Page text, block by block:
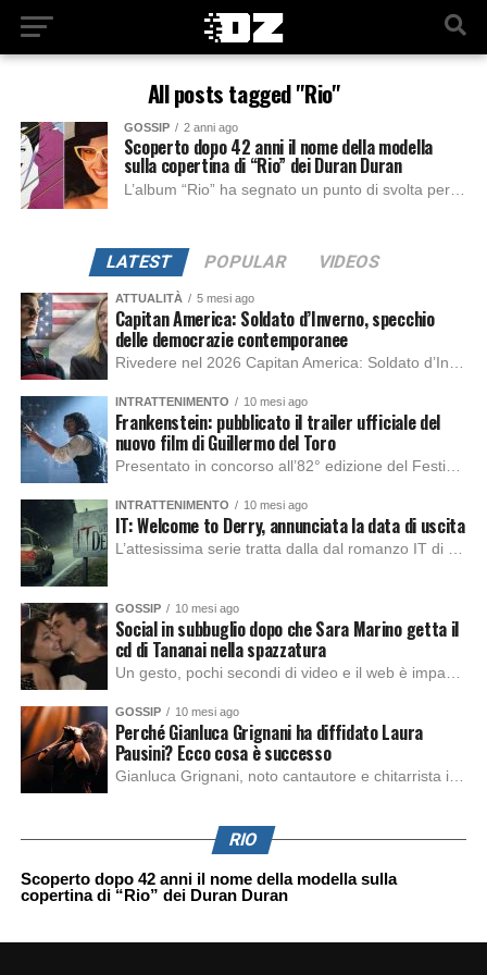
All posts tagged "Rio"
GOSSIP 2 anni ago
Scoperto dopo 42 anni il nome della modella
sulla copertina di “Rio” dei Duran Duran
L’album “Rio” ha segnato un punto di svolta per i Duran Duran, consolidando il loro successo internazionale grazie a brani come “Hungry Like the Wolf”, “Save...
LATEST POPULAR VIDEOS
ATTUALITÀ 5 mesi ago
Capitan America: Soldato d’Inverno, specchio
delle democrazie contemporanee
INTRATTENIMENTO 10 mesi ago
Frankenstein: pubblicato il trailer ufficiale del
nuovo film di Guillermo del Toro
INTRATTENIMENTO 10 mesi ago
IT: Welcome to Derry, annunciata la data di uscita
GOSSIP 10 mesi ago
Social in subbuglio dopo che Sara Marino getta il
cd di Tananai nella spazzatura
GOSSIP 10 mesi ago
Perché Gianluca Grignani ha diffidato Laura
Pausini? Ecco cosa è successo
RIO
Scoperto dopo 42 anni il nome della modella sulla
copertina di “Rio” dei Duran Duran